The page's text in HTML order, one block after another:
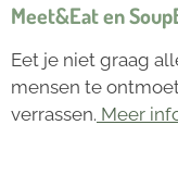
Meet&Eat en
Eet je niet graag
mensen te
verrassen. Meer